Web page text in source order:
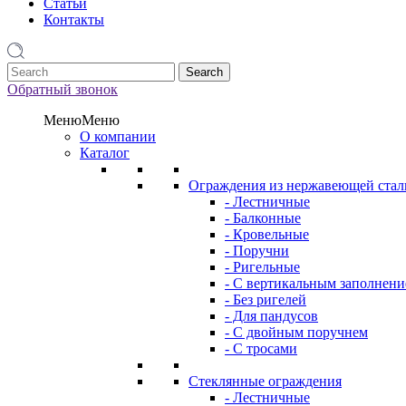
Контакты
1
Обратный звонок
МенюМеню
О компании
Каталог
Ограждения из нержавеющей
- Лестничные
- Балконные
- Кровельные
- Поручни
- Ригельные
- С вертикальным
- Без ригелей
- Для пандусов
- С двойным поручнем
- С тросами
Стеклянные ограждения
- Лестничные